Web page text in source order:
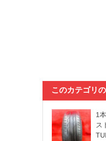
このカテゴリ
1
ス